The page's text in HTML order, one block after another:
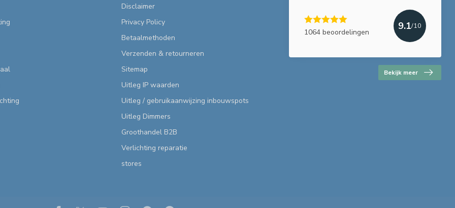
Disclaimer
Privacy Policy
Betaalmethoden
Verzenden & retourneren
Sitemap
Uitleg IP waarden
Uitleg / gebruikaanwijzing inbouwspots
Uitleg Dimmers
Groothandel B2B
Verlichting reparatie
stores
1064 beoordelingen
9.1/10
Bekijk meer